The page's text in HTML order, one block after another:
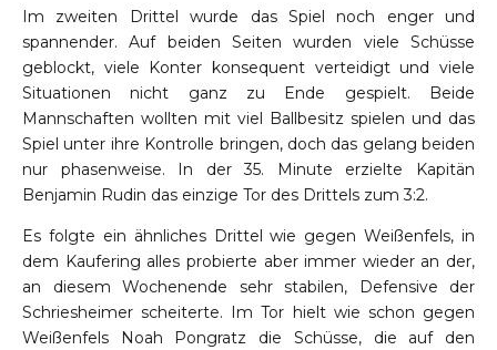
Im zweiten Drittel wurde das Spiel noch enger und
spannender. Auf beiden Seiten wurden viele Schüsse
geblockt, viele Konter konsequent verteidigt und viele
Situationen nicht ganz zu Ende gespielt. Beide
Mannschaften wollten mit viel Ballbesitz spielen und das
Spiel unter ihre Kontrolle bringen, doch das gelang beiden
nur phasenweise. In der 35. Minute erzielte Kapitän
Benjamin Rudin das einzige Tor des Drittels zum 3:2.
Es folgte ein ähnliches Drittel wie gegen Weißenfels, in
dem Kaufering alles probierte aber immer wieder an der,
an diesem Wochenende sehr stabilen, Defensive der
Schriesheimer scheiterte. Im Tor hielt wie schon gegen
Weißenfels Noah Pongratz die Schüsse, die auf den